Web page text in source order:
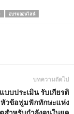
อบรมออนไลน์
บทความถัดไป
บบประเมิน รับเกียรติ
วข้อฟูมฟักทักษะแห่ง